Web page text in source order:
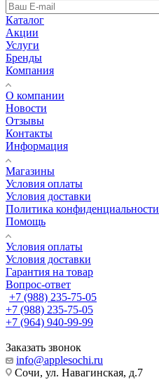
Каталог
Акции
Услуги
Бренды
Компания
О компании
Новости
Отзывы
Контакты
Информация
Магазины
Условия оплаты
Условия доставки
Политика конфиденциальности
Помощь
Условия оплаты
Условия доставки
Гарантия на товар
Вопрос-ответ
+7 (988) 235-75-05
+7 (988) 235-75-05
+7 (964) 940-99-99
Заказать звонок
info@applesochi.ru
Сочи, ул. Навагинская, д.7